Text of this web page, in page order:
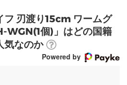
フ 刃渡り15cm ワームグ
WGN(1個)」はどの国籍
気なのか
Powered by